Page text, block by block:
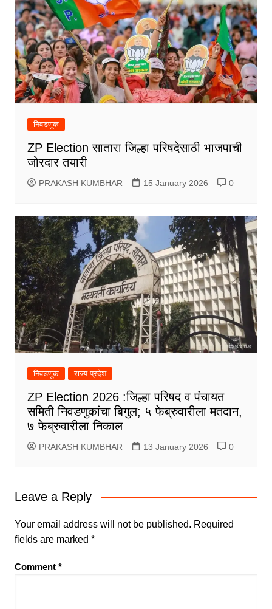
निवडणूक
ZP Election सातारा जिल्हा परिषदेसाठी भाजपाची
जोरदार तयारी
PRAKASH KUMBHAR 15 January 2026 0
निवडणूक राज्य प्रदेश
ZP Election 2026 :जिल्हा परिषद व पंचायत
समिती निवडणुकांचा बिगुल; ५ फेब्रुवारीला मतदान,
७ फेब्रुवारीला निकाल
PRAKASH KUMBHAR 13 January 2026 0
Leave a Reply
Your email address will not be published. Required
fields are marked *
Comment *